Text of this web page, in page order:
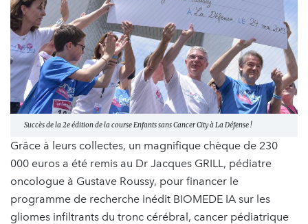
Succès de la 2e édition de la course Enfants sans Cancer City à La Défense !
Grâce à leurs collectes, un magnifique chèque de 230
000 euros a été remis au Dr Jacques GRILL, pédiatre
oncologue à Gustave Roussy, pour financer le
programme de recherche inédit BIOMEDE IA sur les
gliomes infiltrants du tronc cérébral, cancer pédiatrique